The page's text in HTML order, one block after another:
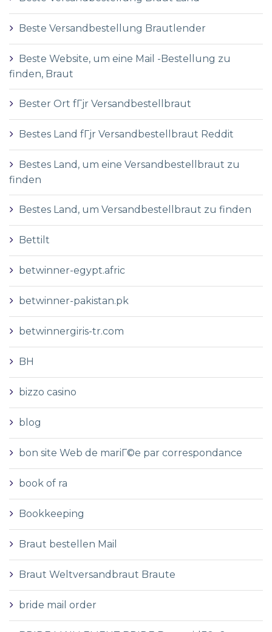
Beste Versandbestellung Brautlender
Beste Website, um eine Mail -Bestellung zu
finden, Braut
Bester Ort fГјr Versandbestellbraut
Bestes Land fГјr Versandbestellbraut Reddit
Bestes Land, um eine Versandbestellbraut zu
finden
Bestes Land, um Versandbestellbraut zu finden
Bettilt
betwinner-egypt.afric
betwinner-pakistan.pk
betwinnergiris-tr.com
BH
bizzo casino
blog
bon site Web de mariГ©e par correspondance
book of ra
Bookkeeping
Braut bestellen Mail
Braut Weltversandbraut Braute
bride mail order